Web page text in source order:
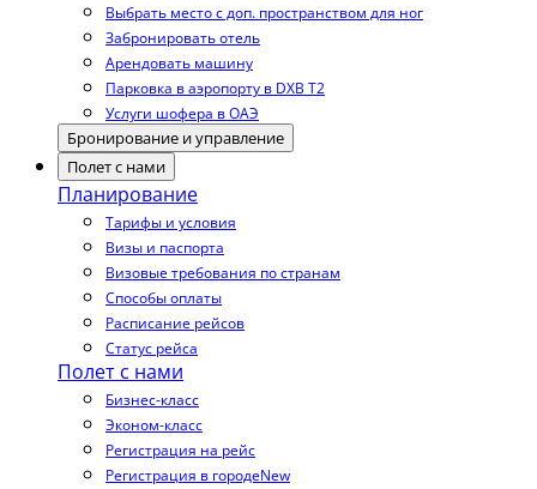
Выбрать место с доп. пространством для ног
Забронировать отель
Арендовать машину
Парковка в аэропорту в DXB T2
Услуги шофера в ОАЭ
Бронирование и управление
Полет с нами
Планирование
Тарифы и условия
Визы и паспорта
Визовые требования по странам
Способы оплаты
Расписание рейсов
Статус рейса
Полет с нами
Бизнес-класс
Эконом-класс
Регистрация на рейс
Регистрация в городеNew